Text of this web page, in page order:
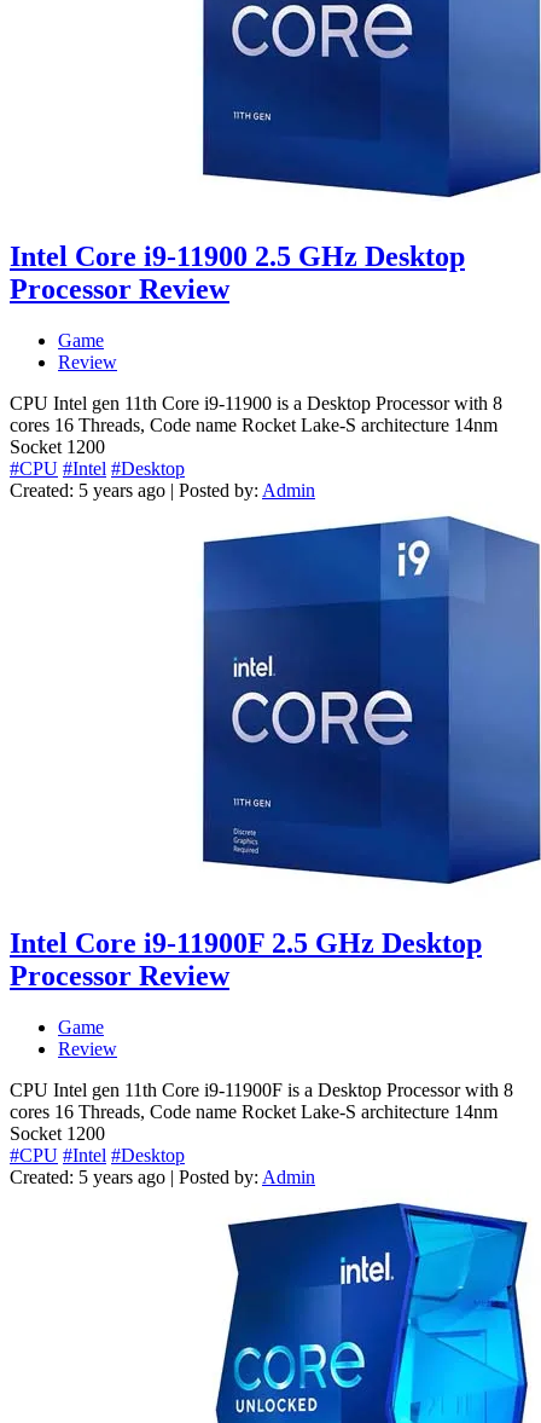
Intel Core i9-11900 2.5 GHz Desktop
Processor Review
Game
Review
CPU Intel gen 11th Core i9-11900 is a Desktop Processor with 8
cores 16 Threads, Code name Rocket Lake-S architecture 14nm
Socket 1200
#CPU #Intel #Desktop
Created: 5 years ago | Posted by: Admin
Intel Core i9-11900F 2.5 GHz Desktop
Processor Review
Game
Review
CPU Intel gen 11th Core i9-11900F is a Desktop Processor with 8
cores 16 Threads, Code name Rocket Lake-S architecture 14nm
Socket 1200
#CPU #Intel #Desktop
Created: 5 years ago | Posted by: Admin